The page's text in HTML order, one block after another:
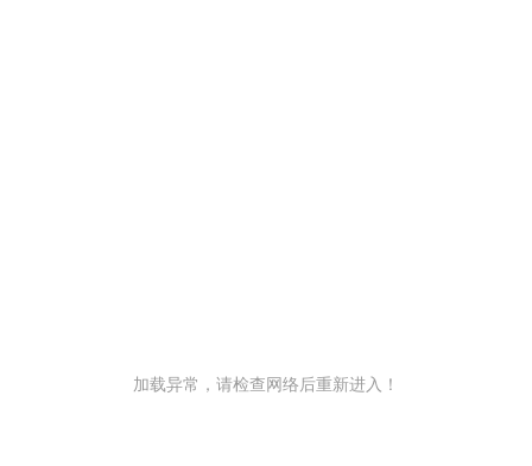
加载异常，请检查网络后重新进入！